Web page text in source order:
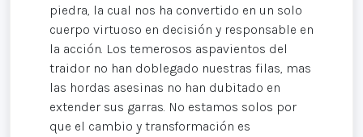
piedra, la cual nos ha convertido en un solo
cuerpo virtuoso en decisión y responsable en
la acción. Los temerosos aspavientos del
traidor no han doblegado nuestras filas, mas
las hordas asesinas no han dubitado en
extender sus garras. No estamos solos por
que el cambio y transformación es